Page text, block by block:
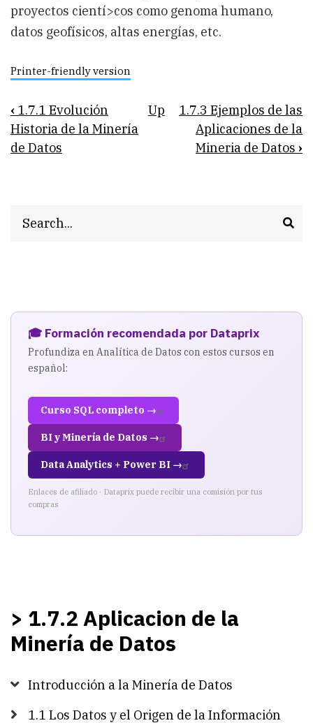
proyectos cientí>cos como genoma humano,
datos geofísicos, altas energías, etc.
Printer-friendly version
Book
traversal
links
Aplicacion
Minería
de
Datos
‹ 1.7.1 Evolución
Historia de la Minería
de Datos
Up
1.7.3 Ejemplos de las
Aplicaciones de la
Mineria de Datos ›
🎓 Formación recomendada por Dataprix
Profundiza en Analítica de Datos con estos cursos en
español:
Curso SQL completo →
BI y Minería de Datos →
Data Analytics + Power BI →
Enlaces de afiliado · Dataprix puede recibir una comisión por tus
compras
> 1.7.2 Aplicacion de la
Minería de Datos
Introducción a la Minería de Datos
1.1 Los Datos y el Origen de la Información